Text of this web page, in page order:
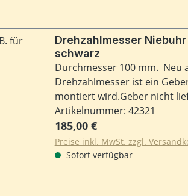
Drehzahlmesser Niebuhr
schwarz
Durchmesser 100 mm. Neu
Drehzahlmesser ist ein
montiert wird.Geber nicht
Artikelnummer: 42321
Regulärer Preis:
185,00 €
Preise inkl. MwSt. zzgl.
Sofort verfügbar